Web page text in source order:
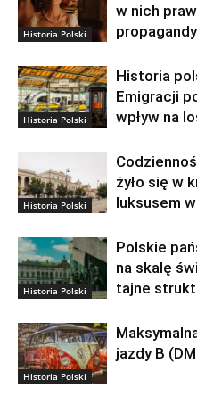
Historia Polski
w nich
propagandy
Historia Polski
Historia
Emigracji
wpływ na
Historia Polski
żyło się w
luksusem
Historia Polski
Polskie
na skalę
tajne
Historia Polski
jazdy B